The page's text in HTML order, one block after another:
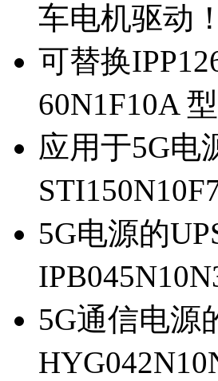
车电机驱动！
可替换
60N1F10A
应用于5G电
5G电源的
5G通信电源